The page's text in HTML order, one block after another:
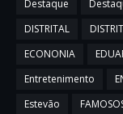
Destaque
DISTRITAL
ECONONIA
Entretenimento
Estevão